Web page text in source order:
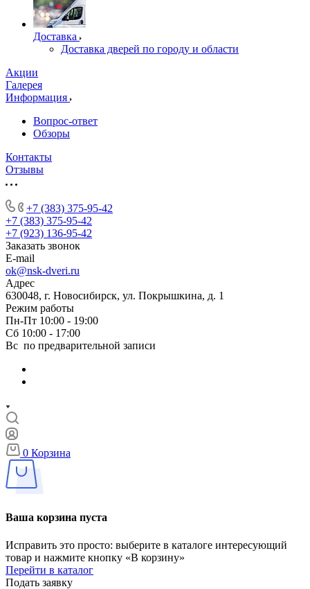
Доставка
Доставка дверей по городу и области
Акции
Галерея
Информация
Вопрос-ответ
Обзоры
Контакты
Отзывы
+7 (383) 375-95-42
+7 (383) 375-95-42
+7 (923) 136-95-42
Заказать звонок
E-mail
ok@nsk-dveri.ru
Адрес
630048, г. Новосибирск, ул. Покрышкина, д. 1
Режим работы
Пн-Пт 10:00 - 19:00
Сб 10:00 - 17:00
Вс по предварительной записи
0 Корзина
Ваша корзина пуста
Исправить это просто: выберите в каталоге интересующий
товар и нажмите кнопку «В корзину»
Перейти в каталог
Подать заявку